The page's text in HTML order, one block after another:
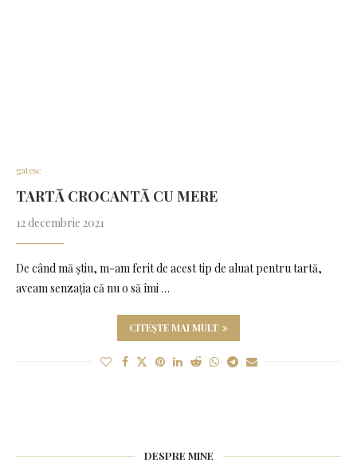
gatesc
TARTĂ CROCANTĂ CU MERE
12 decembrie 2021
De când mă știu, m-am ferit de acest tip de aluat pentru tartă,
aveam senzația că nu o să îmi …
CITEȘTE MAI MULT
DESPRE MINE